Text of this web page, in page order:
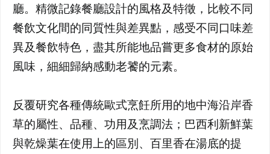
廳。精微記錄餐廳設計的風格及特徵，比較不同
餐飲文化間的同質性與差異點，感受不同口味差
異及餐飲特色，盡其所能地品嘗更多食材的原始
風味，細細歸納感動老饕的元素。
反覆研究各種傳統歐式烹飪所用的地中海沿岸香
草的屬性、品種、功用及烹調法；巴西利新鮮葉
與乾燥葉在使用上的區別、百里香在湯底的提